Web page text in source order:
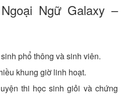
Ngữ Galaxy –
phổ thông và sinh viên.
khung giờ linh hoạt.
thi học sinh giỏi và chứng